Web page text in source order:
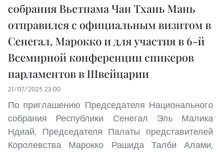
собрания Вьетнама Чан Тхань Мань
отправился с официальным визитом в
Сенегал, Марокко и для участия в 6-й
Всемирной конференции спикеров
парламентов в Швейцарии
21/07/2025 23:00
По приглашению Председателя Национального
собрания Республики Сенегал Эль Малика
Ндиай, Председателя Палаты представителей
Королевства Марокко Рашида Талби Алами,